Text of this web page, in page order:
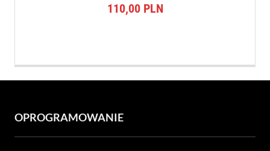
110,00 PLN
OPROGRAMOWANIE